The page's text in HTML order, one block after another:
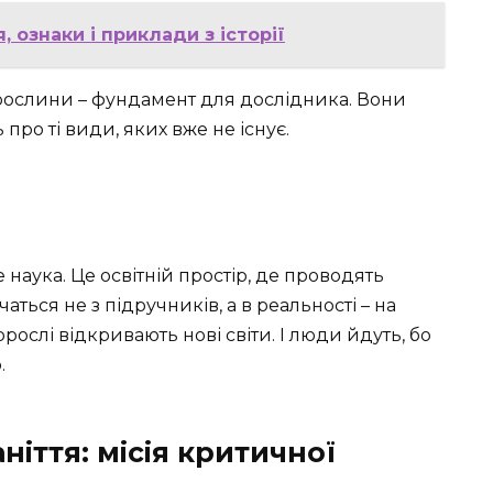
і приклади з історії
– фундамент для дослідника. Вони
про ті види, яких вже не існує.
Це освітній простір, де проводять
не з підручників, а в реальності – на
відкривають нові світи. І люди йдуть, бо
місія критичної